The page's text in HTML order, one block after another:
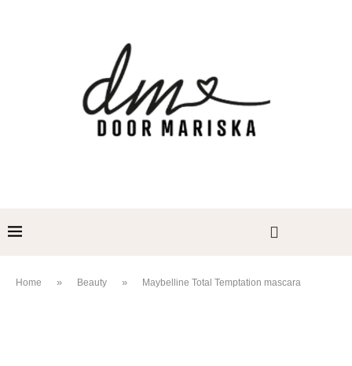
Home » Beauty » Maybelline Total Temptation mascara